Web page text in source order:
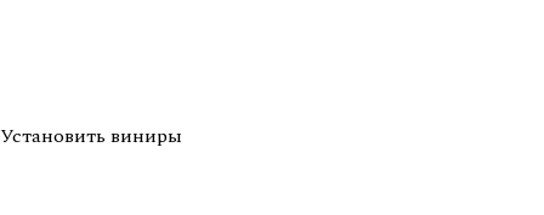
Установить виниры